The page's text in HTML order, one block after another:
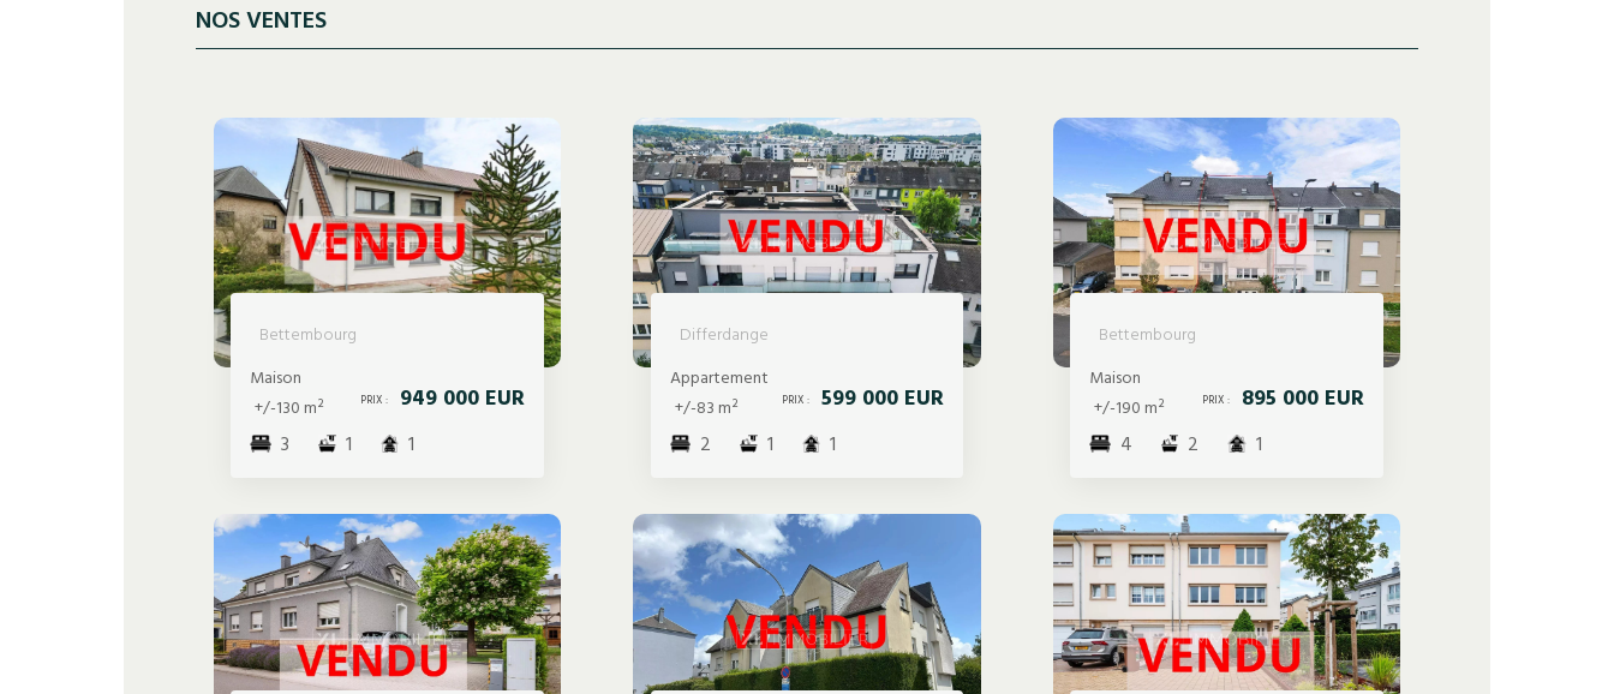
NOS VENTES
Bettembourg
Maison
+/-130 m²
PRIX : 949 000 EUR
3 1 1
Differdange
Appartement
+/-83 m²
PRIX : 599 000 EUR
2 1 1
Bettembourg
Maison
+/-190 m²
PRIX : 895 000 EUR
4 2 1